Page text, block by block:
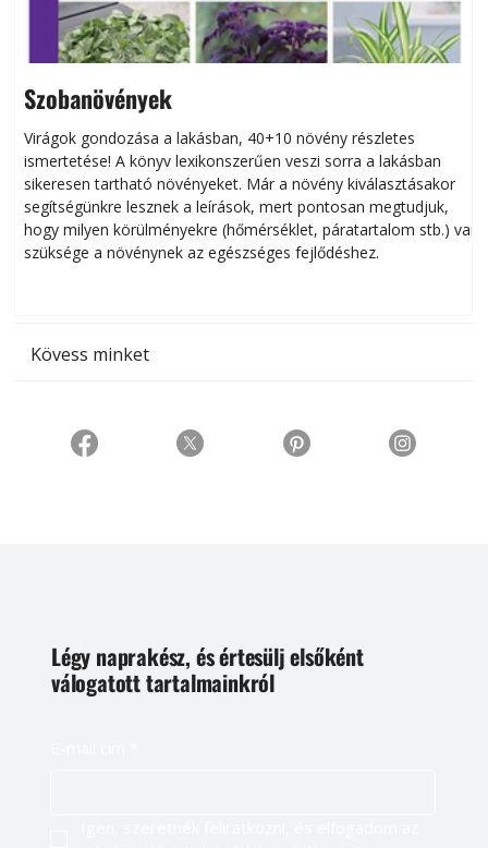
Szobanövények
Virágok gondozása a lakásban, 40+10 növény részletes
ismertetése! A könyv lexikonszerűen veszi sorra a lakásban
sikeresen tart­ha­tó növényeket. Már a növény kiválasztásakor
segítségünkre lesznek a leírások, mert pontosan megtudjuk,
hogy milyen körülményekre (hőmérséklet, páratartalom stb.) van
szüksége a növénynek az egészséges fejlődéshez.
Kövess minket
Légy naprakész, és értesülj elsőként
válogatott tartalmainkról